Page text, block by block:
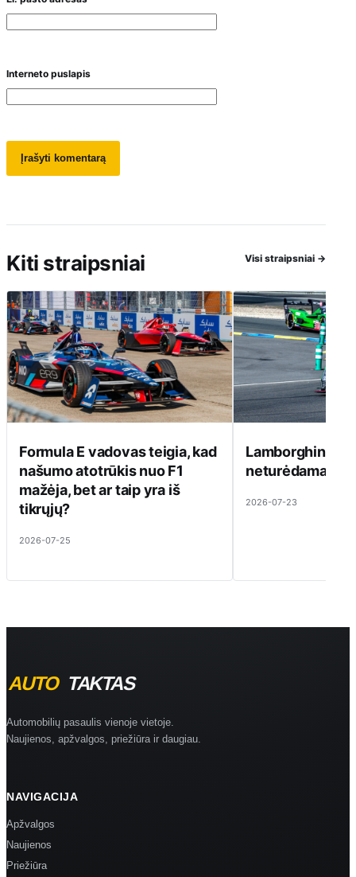
Interneto puslapis
Kiti straipsniai Visi straipsniai →
Formula E vadovas teigia, kad
našumo atotrūkis nuo F1
mažėja, bet ar taip yra iš
tikrųjų?
2026-07-25
Lamborghini
neturėdama ką
2026-07-23
Automobilių pasaulis vienoje vietoje.
Naujienos, apžvalgos, priežiūra ir daugiau.
NAVIGACIJA
Apžvalgos
Naujienos
Priežiūra